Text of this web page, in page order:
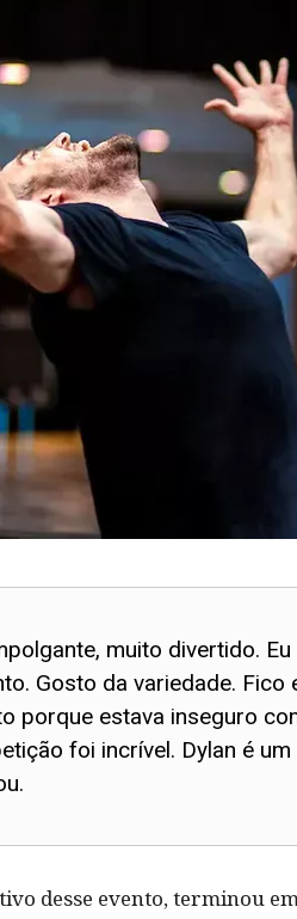
muito divertido.
Gosto da variedade.
porque estava inseguro
foi incrível. Dylan é
desse evento, terminou